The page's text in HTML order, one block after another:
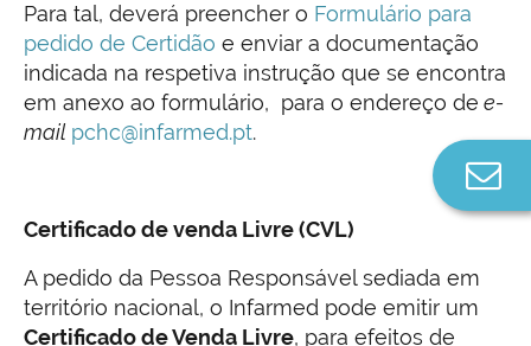
Para tal, deverá preencher o Formulário para
pedido de Certidão e enviar a documentação
indicada na respetiva instrução que se encontra
em anexo ao formulário, para o endereço de e-
mail pchc@infarmed.pt.
Certificado de venda Livre (CVL)
A pedido da Pessoa Responsável sediada em
território nacional, o Infarmed pode emitir um
Certificado de Venda Livre, para efeitos de